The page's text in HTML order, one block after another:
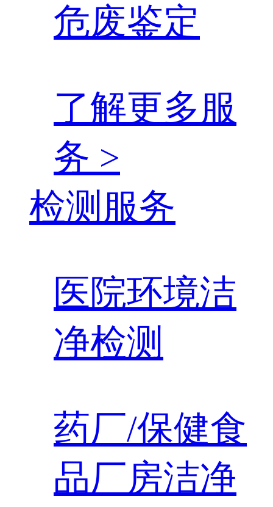
危废鉴定
了解更多服
务 >
检测服务
医院环境洁
净检测
药厂/保健食
品厂房洁净